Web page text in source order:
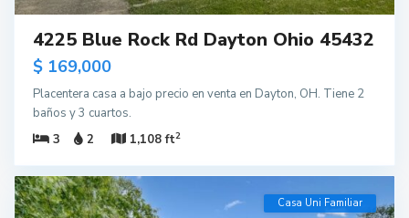
4225 Blue Rock Rd Dayton Ohio 45432
$ 169,000
Placentera casa a bajo precio en venta en Dayton, OH. Tiene 2
baños y 3 cuartos.
3
2 1,108 ft2
Casa Uni Familiar